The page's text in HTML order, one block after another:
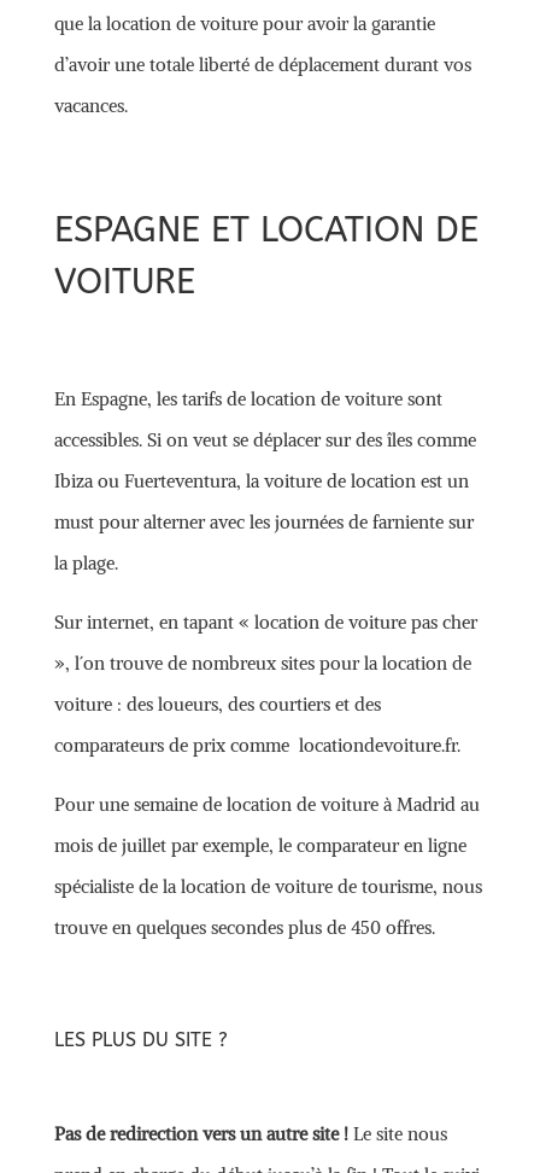
que la location de voiture pour avoir la garantie
d’avoir une totale liberté de déplacement durant vos
vacances.
ESPAGNE ET LOCATION DE
VOITURE
En Espagne, les tarifs de location de voiture sont
accessibles. Si on veut se déplacer sur des îles comme
Ibiza ou Fuerteventura, la voiture de location est un
must pour alterner avec les journées de farniente sur
la plage.
Sur internet, en tapant « location de voiture pas cher
», l´on trouve de nombreux sites pour la location de
voiture : des loueurs, des courtiers et des
comparateurs de prix comme locationdevoiture.fr.
Pour une semaine de location de voiture à Madrid au
mois de juillet par exemple, le comparateur en ligne
spécialiste de la location de voiture de tourisme, nous
trouve en quelques secondes plus de 450 offres.
LES PLUS DU SITE ?
Pas de redirection vers un autre site !Le site nous